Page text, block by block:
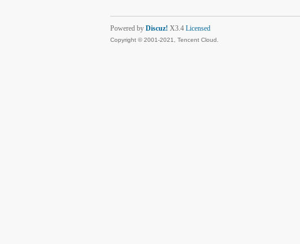
Powered by Discuz! X3.4 Licensed
Copyright © 2001-2021, Tencent Cloud.